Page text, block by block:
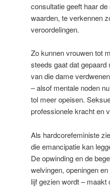
consultatie geeft haar
waarden, te verkennen
veroordelingen.
Zo kunnen vrouwen tot
steeds gaat dat
van die dame
– alsof mentale noden
tol meer opeisen.
professionele kracht en
Als hardcorefeministe
die emancipatie kan
De opwinding en de
welvingen, openingen
lijf gezien wordt – maakt